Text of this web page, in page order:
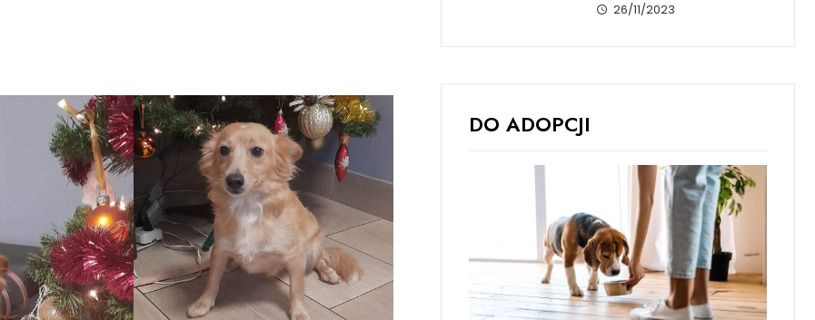
26/11/2023
DO ADOPCJI